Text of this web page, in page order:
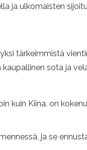
ja ulkomaisten
tärkeimmistä
sota ja
kuin Kiina, on
ja se